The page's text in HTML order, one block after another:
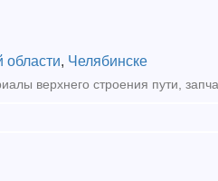
области, Челябинске